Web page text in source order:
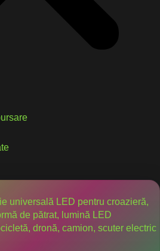
universală LED pentru croazieră,
de pătrat, lumină LED
dronă, camion, scuter electric